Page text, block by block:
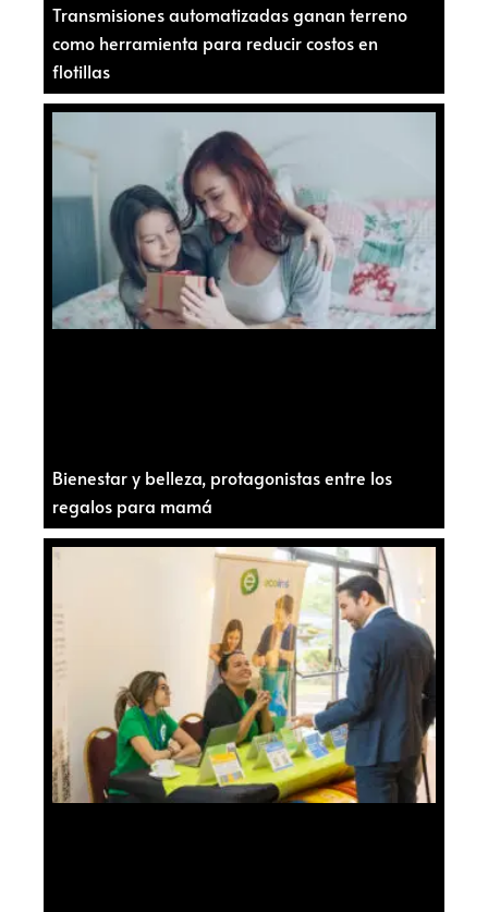
Transmisiones automatizadas ganan terreno
como herramienta para reducir costos en
flotillas
Bienestar y belleza, protagonistas entre los
regalos para mamá